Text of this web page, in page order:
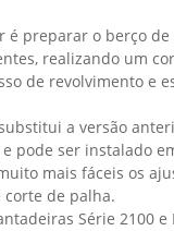
preparar o berço de
realizando um
de revolvimento e
a versão
pode ser instalado